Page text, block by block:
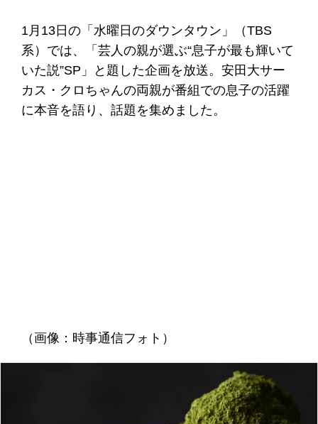
1月13日の「水曜日のダウンタウン」（TBS
系）では、「芸人の親が選ぶ“息子が最も輝いて
いた説”SP」と題した企画を放送。安田大サー
カス・クロちゃんの両親が番組での息子の活躍
に本音を語り、話題を集めました。
（画像：時事通信フォト）